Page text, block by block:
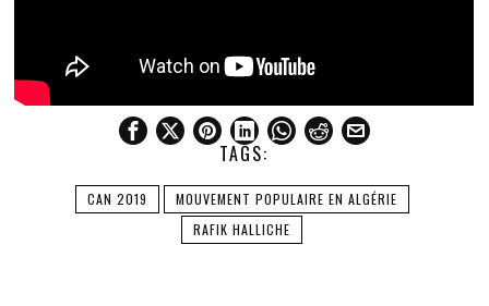
TAGS:
CAN 2019
MOUVEMENT POPULAIRE EN ALGÉRIE
RAFIK HALLICHE